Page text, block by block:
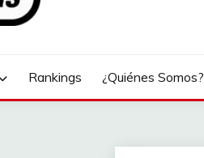
Rankings ¿Quiénes Somos?